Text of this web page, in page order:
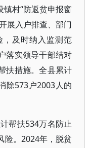
村“防返贫申报窗
展入户排查、部门
及时纳入监测范
落实领导干部结对
扶措施。全县累计
除573户2003人的
帮扶534万名防止
险。2024年，脱贫